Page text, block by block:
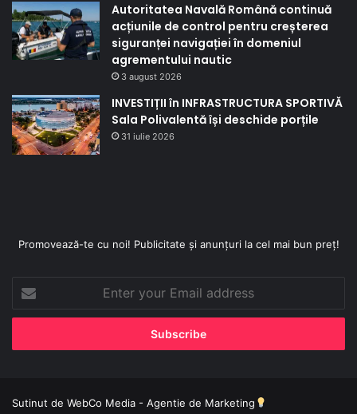
Autoritatea Navală Română continuă
acțiunile de control pentru creșterea
siguranței navigației în domeniul
agrementului nautic
3 august 2026
INVESTIȚII în INFRASTRUCTURA SPORTIVĂ
Sala Polivalentă își deschide porțile
31 iulie 2026
Promovează-te cu noi! Publicitate și anunțuri la cel mai bun preț!
your
Email
Sutinut de WebCo Media - Agentie de Marketing